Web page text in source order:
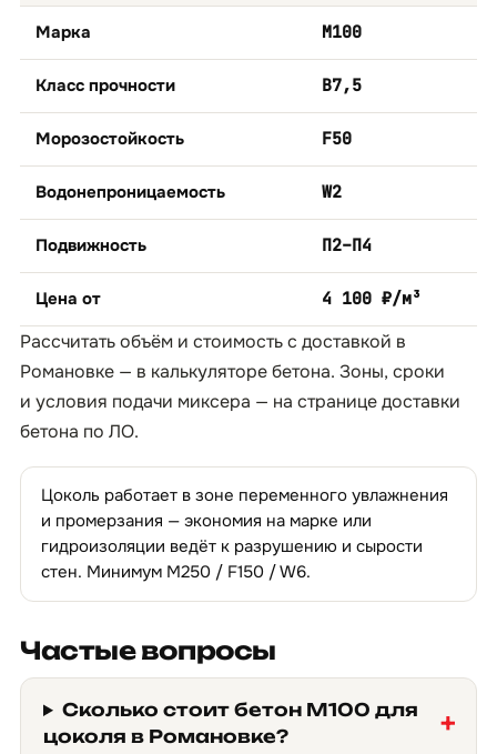
Марка М100
Класс прочности B7,5
Морозостойкость F50
Водонепроницаемость W2
Подвижность П2–П4
Цена от 4 100 ₽/м³
Рассчитать объём и стоимость с доставкой в
Романовке — в калькуляторе бетона. Зоны, сроки
и условия подачи миксера — на страницедоставки
бетона по ЛО.
Цоколь работает в зоне переменного увлажнения
и промерзания — экономия на марке или
гидроизоляции ведёт к разрушению и сырости
стен. Минимум М250 / F150 / W6.
Частые вопросы
Сколько стоит бетон М100 для
цоколя в Романовке?